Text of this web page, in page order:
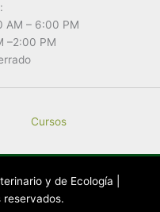
AM – 6:00 PM
–2:00 PM
Cursos
y de Ecología |
reservados.